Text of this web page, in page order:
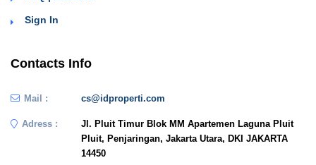
Sign In
Contacts Info
Mail : cs@idproperti.com
Adress :
Jl. Pluit Timur Blok MM Apartemen Laguna Pluit
Pluit, Penjaringan, Jakarta Utara, DKI JAKARTA
14450